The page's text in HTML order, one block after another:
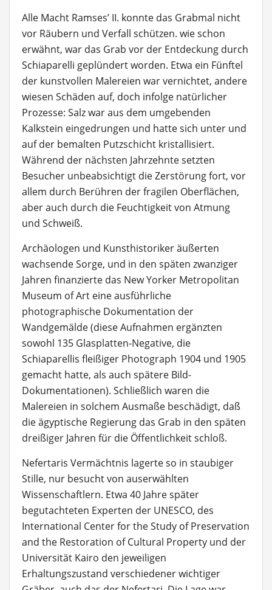
Alle Macht Ramses’ II. konnte das Grabmal nicht
vor Räubern und Verfall schützen. wie schon
erwähnt, war das Grab vor der Entdeckung durch
Schiaparelli geplündert worden. Etwa ein Fünftel
der kunstvollen Malereien war vernichtet, andere
wiesen Schäden auf, doch infolge natürlicher
Prozesse: Salz war aus dem umgebenden
Kalkstein eingedrungen und hatte sich unter und
auf der bemalten Putzschicht kristallisiert.
Während der nächsten Jahrzehnte setzten
Besucher unbeabsichtigt die Zerstörung fort, vor
allem durch Berühren der fragilen Oberflächen,
aber auch durch die Feuchtigkeit von Atmung
und Schweiß.
Archäologen und Kunsthistoriker äußerten
wachsende Sorge, und in den späten zwanziger
Jahren finanzierte das New Yorker Metropolitan
Museum of Art eine ausführliche
photographische Dokumentation der
Wandgemälde (diese Aufnahmen ergänzten
sowohl 135 Glasplatten-Negative, die
Schiaparellis fleißiger Photograph 1904 und 1905
gemacht hatte, als auch spätere Bild-
Dokumentationen). Schließlich waren die
Malereien in solchem Ausmaße beschädigt, daß
die ägyptische Regierung das Grab in den späten
dreißiger Jahren für die Öffentlichkeit schloß.
Nefertaris Vermächtnis lagerte so in staubiger
Stille, nur besucht von auserwählten
Wissenschaftlern. Etwa 40 Jahre später
begutachteten Experten der UNESCO, des
International Center for the Study of Preservation
and the Restoration of Cultural Property und der
Universität Kairo den jeweiligen
Erhaltungszustand verschiedener wichtiger